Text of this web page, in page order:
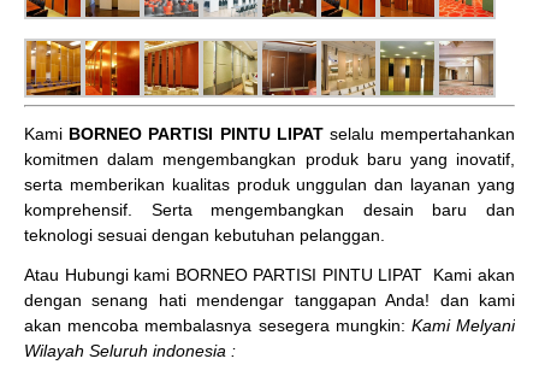
Kami BORNEO PARTISI PINTU LIPATselalu mempertahankan
komitmen dalam mengembangkan produk baru yang inovatif,
serta memberikan kualitas produk unggulan dan layanan yang
komprehensif. Serta mengembangkan desain baru dan
teknologi sesuai dengan kebutuhan pelanggan.
Atau Hubungi kami BORNEO PARTISI PINTU LIPAT
Kami akan
dengan senang hati mendengar tanggapan Anda! dan kami
akan mencoba membalasnya sesegera mungkin: Kami Melyani
Wilayah Seluruh indonesia :